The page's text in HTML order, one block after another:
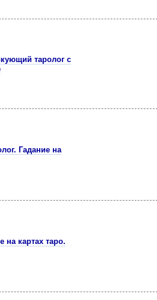
таролог с
Гадание на
на картах таро.